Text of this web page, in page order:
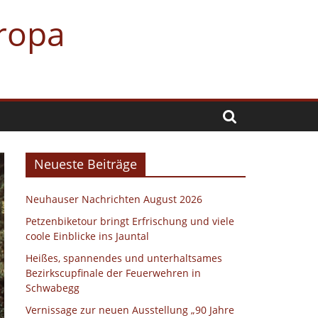
Neueste Beiträge
Neuhauser Nachrichten August 2026
Petzenbiketour bringt Erfrischung und viele
coole Einblicke ins Jauntal
Heißes, spannendes und unterhaltsames
Bezirkscupfinale der Feuerwehren in
Schwabegg
Vernissage zur neuen Ausstellung „90 Jahre